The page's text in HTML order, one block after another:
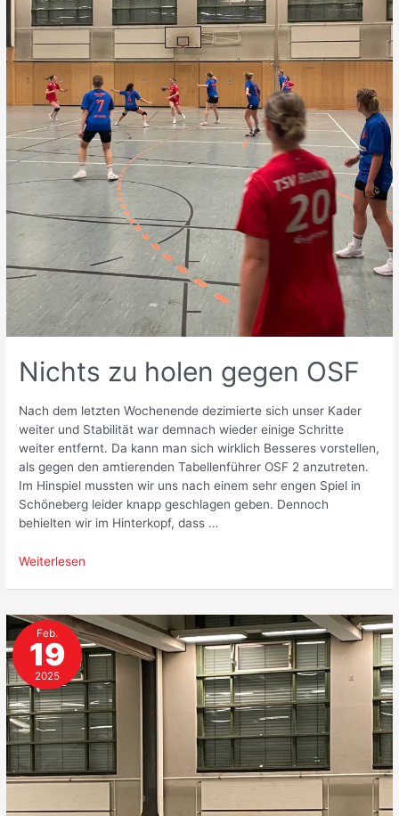
Nichts zu holen gegen OSF
Nach dem letzten Wochenende dezimierte sich unser Kader
weiter und Stabilität war demnach wieder einige Schritte
weiter entfernt. Da kann man sich wirklich Besseres vorstellen,
als gegen den amtierenden Tabellenführer OSF 2 anzutreten.
Im Hinspiel mussten wir uns nach einem sehr engen Spiel in
Schöneberg leider knapp geschlagen geben. Dennoch
behielten wir im Hinterkopf, dass …
Nichts
gegen
OSF
Weiterlesen
Feb.
19
2025